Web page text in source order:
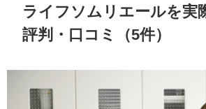
ライフソムリエールを実
評判・口コミ（5件）